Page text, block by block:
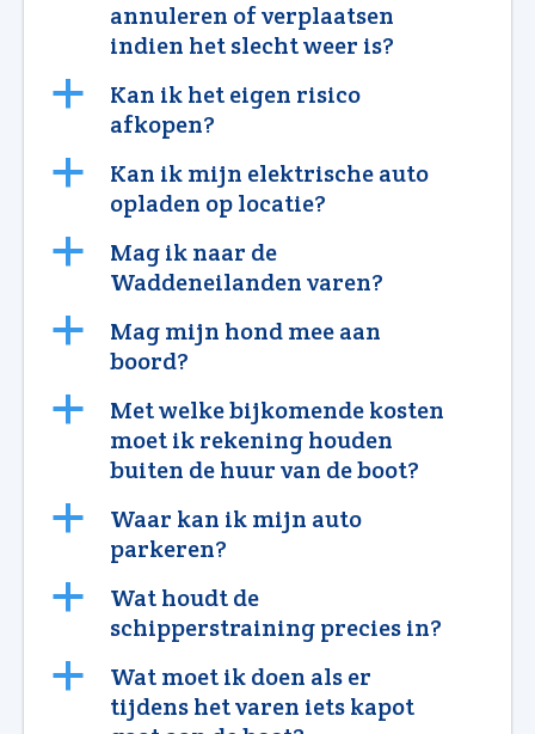
annuleren of verplaatsen
indien het slecht weer is?
a
Kan ik het eigen risico
afkopen?
a
Kan ik mijn elektrische auto
opladen op locatie?
a
Mag ik naar de
Waddeneilanden varen?
a
Mag mijn hond mee aan
boord?
a
Met welke bijkomende kosten
moet ik rekening houden
buiten de huur van de boot?
a
Waar kan ik mijn auto
parkeren?
a
Wat houdt de
schipperstraining precies in?
a
Wat moet ik doen als er
tijdens het varen iets kapot